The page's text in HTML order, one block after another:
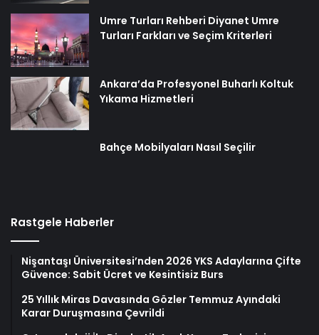
Umre Turları Rehberi Diyanet Umre
Turları Farkları ve Seçim Kriterleri
Ankara’da Profesyonel Buharlı Koltuk
Yıkama Hizmetleri
Bahçe Mobilyaları Nasıl Seçilir
Rastgele Haberler
Nişantaşı Üniversitesi’nden 2026 YKS Adaylarına Çifte
Güvence: Sabit Ücret ve Kesintisiz Burs
25 Yıllık Miras Davasında Gözler Temmuz Ayındaki
Karar Duruşmasına Çevrildi